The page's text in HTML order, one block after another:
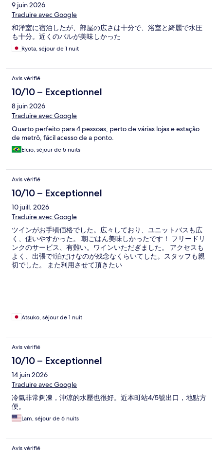
9 juin 2026
Traduire avec Google
和洋室に宿泊したが、部屋の広さは十分で、浴室と綺麗で水圧
も十分。近くのバルが美味しかった
Ryota, séjour de 1 nuit
Avis vérifié
10/10 – Exceptionnel
8 juin 2026
Traduire avec Google
Quarto perfeito para 4 pessoas, perto de várias lojas e estação
de metrô, fácil acesso de a ponto.
Elcio, séjour de 5 nuits
Avis vérifié
10/10 – Exceptionnel
10 juill. 2026
Traduire avec Google
ツインがお手頃価格でした。広々しており、ユニットバスも広
く、使いやすかった。 朝ごはん美味しかったです！ フリードリ
ンクのサービス、有難い。ワインいただぎました。 アクセスも
よく、出張で1泊だけなのが残念なくらいてした。スタッフも親
切でした。 また利用させて頂きたい
Atsuko, séjour de 1 nuit
Avis vérifié
10/10 – Exceptionnel
14 juin 2026
Traduire avec Google
冷氣非常夠凍，沖涼的水壓也很好。近本町站4/5號出口，地點方
便。
Lam, séjour de 6 nuits
Avis vérifié